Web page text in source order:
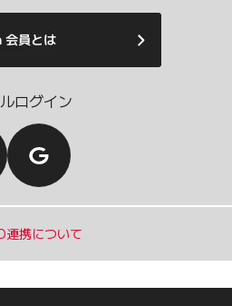
ログイン
連携について